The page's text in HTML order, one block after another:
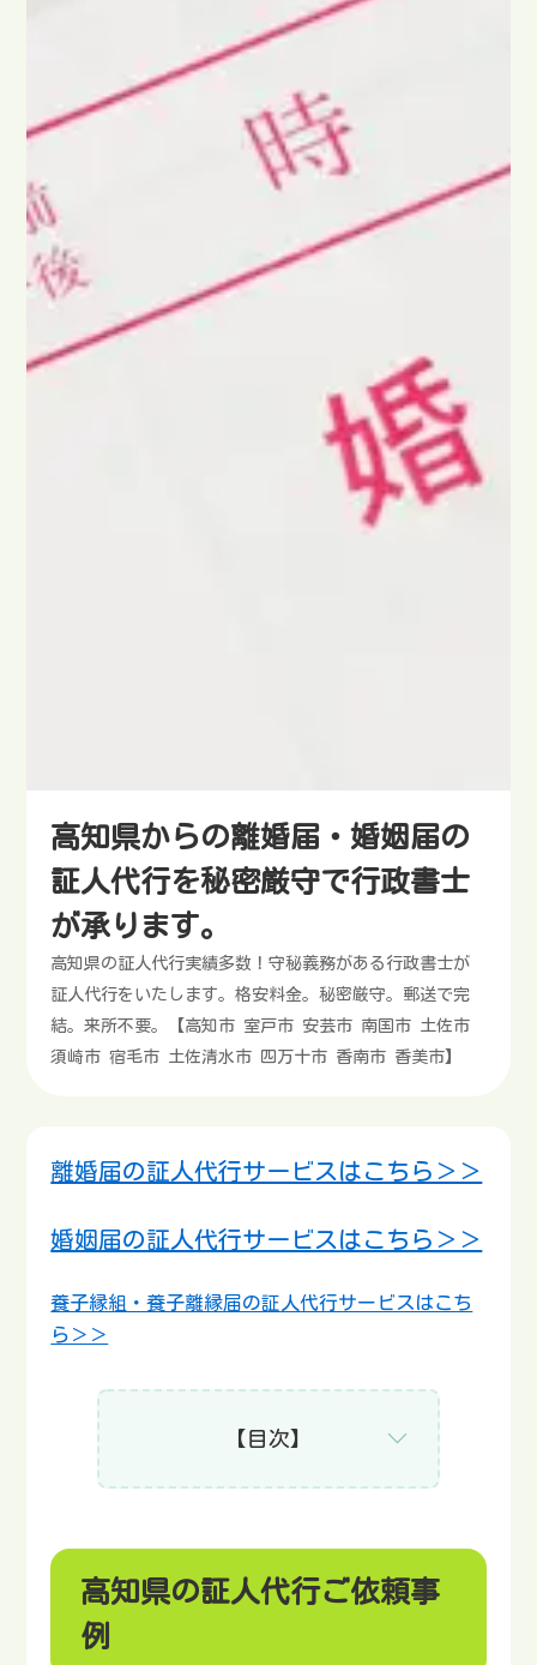
高知県からの離婚届・婚姻届の
証人代行を秘密厳守で行政書士
が承ります。
高知県の証人代行実績多数！守秘義務がある行政書士が
証人代行をいたします。格安料金。秘密厳守。郵送で完
結。来所不要。【高知市 室戸市 安芸市 南国市 土佐市
須崎市 宿毛市 土佐清水市 四万十市 香南市 香美市】
離婚届の証人代行サービスはこちら＞＞
婚姻届の証人代行サービスはこちら＞＞
養子縁組・養子離縁届の証人代行サービスはこち
ら＞＞
【目次】
高知県の証人代行ご依頼事
例